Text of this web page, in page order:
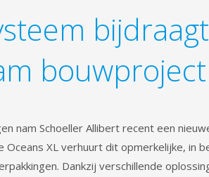
bouwproject
nam Schoeller Allibert recent een
Oceans XL verhuurt dit opmerkelijke, in
Dankzij verschillende